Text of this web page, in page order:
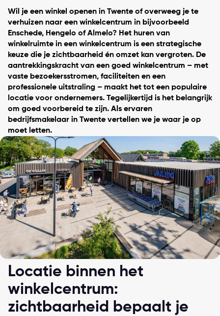
Wil je een winkel openen in Twente of overweeg je te
verhuizen naar een winkelcentrum in bijvoorbeeld
Enschede, Hengelo of Almelo? Het huren van
winkelruimte in een winkelcentrum is een strategische
keuze die je zichtbaarheid én omzet kan vergroten. De
aantrekkingskracht van een goed winkelcentrum – met
vaste bezoekersstromen, faciliteiten en een
professionele uitstraling – maakt het tot een populaire
locatie voor ondernemers. Tegelijkertijd is het belangrijk
om goed voorbereid te zijn. Als ervaren
bedrijfsmakelaar in Twente vertellen we je waar je op
moet letten.
Locatie binnen het
winkelcentrum:
zichtbaarheid bepaalt je